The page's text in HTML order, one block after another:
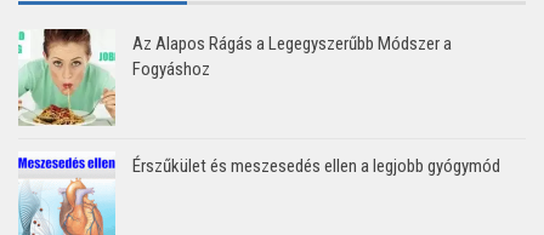
Az Alapos Rágás a Legegyszerűbb Módszer a
Fogyáshoz
Érszűkület és meszesedés ellen a legjobb gyógymód